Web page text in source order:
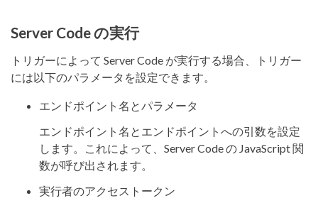
Server Code の実行
トリガーによって Server Code が実行する場合、トリガー
には以下のパラメータを設定できます。
エンドポイント名とパラメータ
エンドポイント名とエンドポイントへの引数を設定
します。これによって、Server Code の JavaScript 関
数が呼び出されます。
実行者のアクセストークン